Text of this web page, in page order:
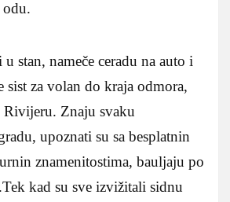
odu.
u stan, nameče ceradu na auto i
sist za volan do kraja odmora,
Znaju svaku
upoznati su sa besplatnin
znamenitostima, bauljaju po
kad su sve izvižitali sidnu